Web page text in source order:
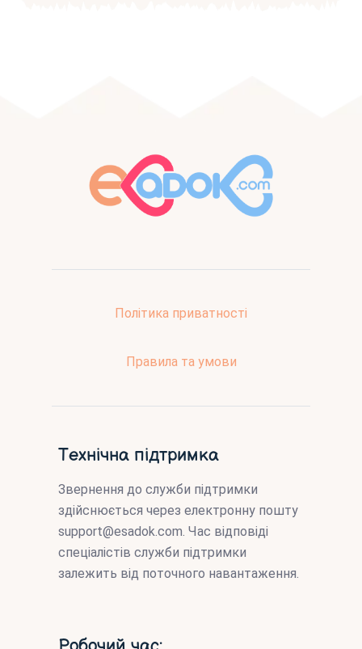
Політика приватності
Правила та умови
Технічна підтримка
Звернення до служби підтримки
здійснюється через електронну пошту
support@esadok.com. Час відповіді
спеціалістів служби підтримки
залежить від поточного навантаження.